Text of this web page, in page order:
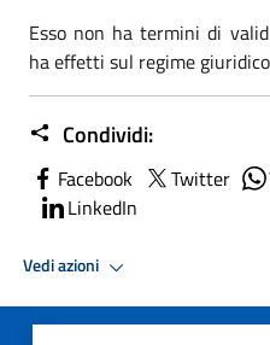
Esso non ha termini di
ha effetti sul regime
Condividi:
Facebook Twitter
LinkedIn
Vedi azioni